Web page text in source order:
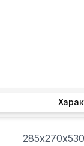
285х270х530